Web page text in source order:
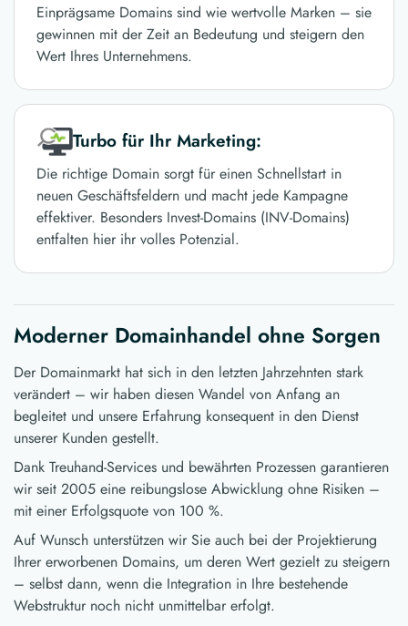
Einprägsame Domains sind wie wertvolle Marken – sie
gewinnen mit der Zeit an Bedeutung und steigern den
Wert Ihres Unternehmens.
Turbo für Ihr Marketing:
Die richtige Domain sorgt für einen Schnellstart in
neuen Geschäftsfeldern und macht jede Kampagne
effektiver. Besonders Invest-Domains (INV-Domains)
entfalten hier ihr volles Potenzial.
Moderner Domainhandel ohne Sorgen
Der Domainmarkt hat sich in den letzten Jahrzehnten stark
verändert – wir haben diesen Wandel von Anfang an
begleitet und unsere Erfahrung konsequent in den Dienst
unserer Kunden gestellt.
Dank Treuhand-Services und bewährten Prozessen garantieren
wir seit 2005 eine reibungslose Abwicklung ohne Risiken –
mit einer Erfolgsquote von 100 %.
Auf Wunsch unterstützen wir Sie auch bei der Projektierung
Ihrer erworbenen Domains, um deren Wert gezielt zu steigern
– selbst dann, wenn die Integration in Ihre bestehende
Webstruktur noch nicht unmittelbar erfolgt.